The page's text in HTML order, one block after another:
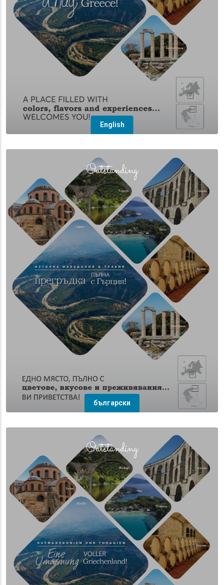
English
български
Outstanding
Outstanding